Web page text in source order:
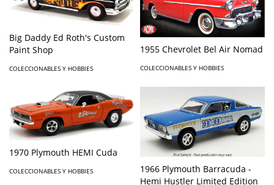
Big Daddy Ed Roth's Custom
Paint Shop
COLECCIONABLES Y HOBBIES
1955 Chevrolet Bel Air Nomad
COLECCIONABLES Y HOBBIES
1970 Plymouth HEMI Cuda
COLECCIONABLES Y HOBBIES
1966 Plymouth Barracuda -
Hemi Hustler Limited Edition